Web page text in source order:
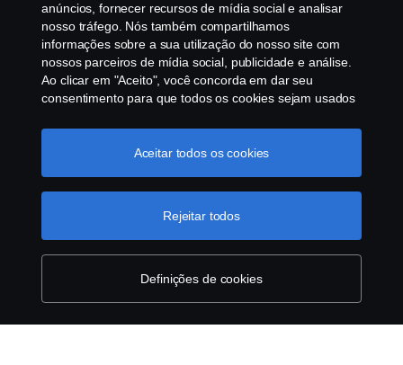
Política de Cookies
Configurações de cookies
Brasil, Av. José Odorizzi, 151 - Vila Euro, São
Bernardo do Campo. SP. Tel: +55 11 4090-2960.
CNPJ 59.104.901/0001-76
anúncios, fornecer recursos de mídia social e analisar
nosso tráfego. Nós também compartilhamos
informações sobre a sua utilização do nosso site com
nossos parceiros de mídia social, publicidade e análise.
Ao clicar em "Aceito", você concorda em dar seu
consentimento para que todos os cookies sejam usados
gerenciar a utilização dos cookies clicando em
"Configurações de cookies" e selecionando as
ser encontrada clicando no link abaixo deste texto ou em
“declaração de privacidade". Mais informações sobre a
sua privacidade
Definições de cookies
Rejeitar todos
Aceitar todos os cookies